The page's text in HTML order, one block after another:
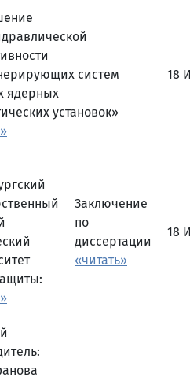
систем
ядерных
установок»
18
Заключение
по
диссертации
«читать»
18